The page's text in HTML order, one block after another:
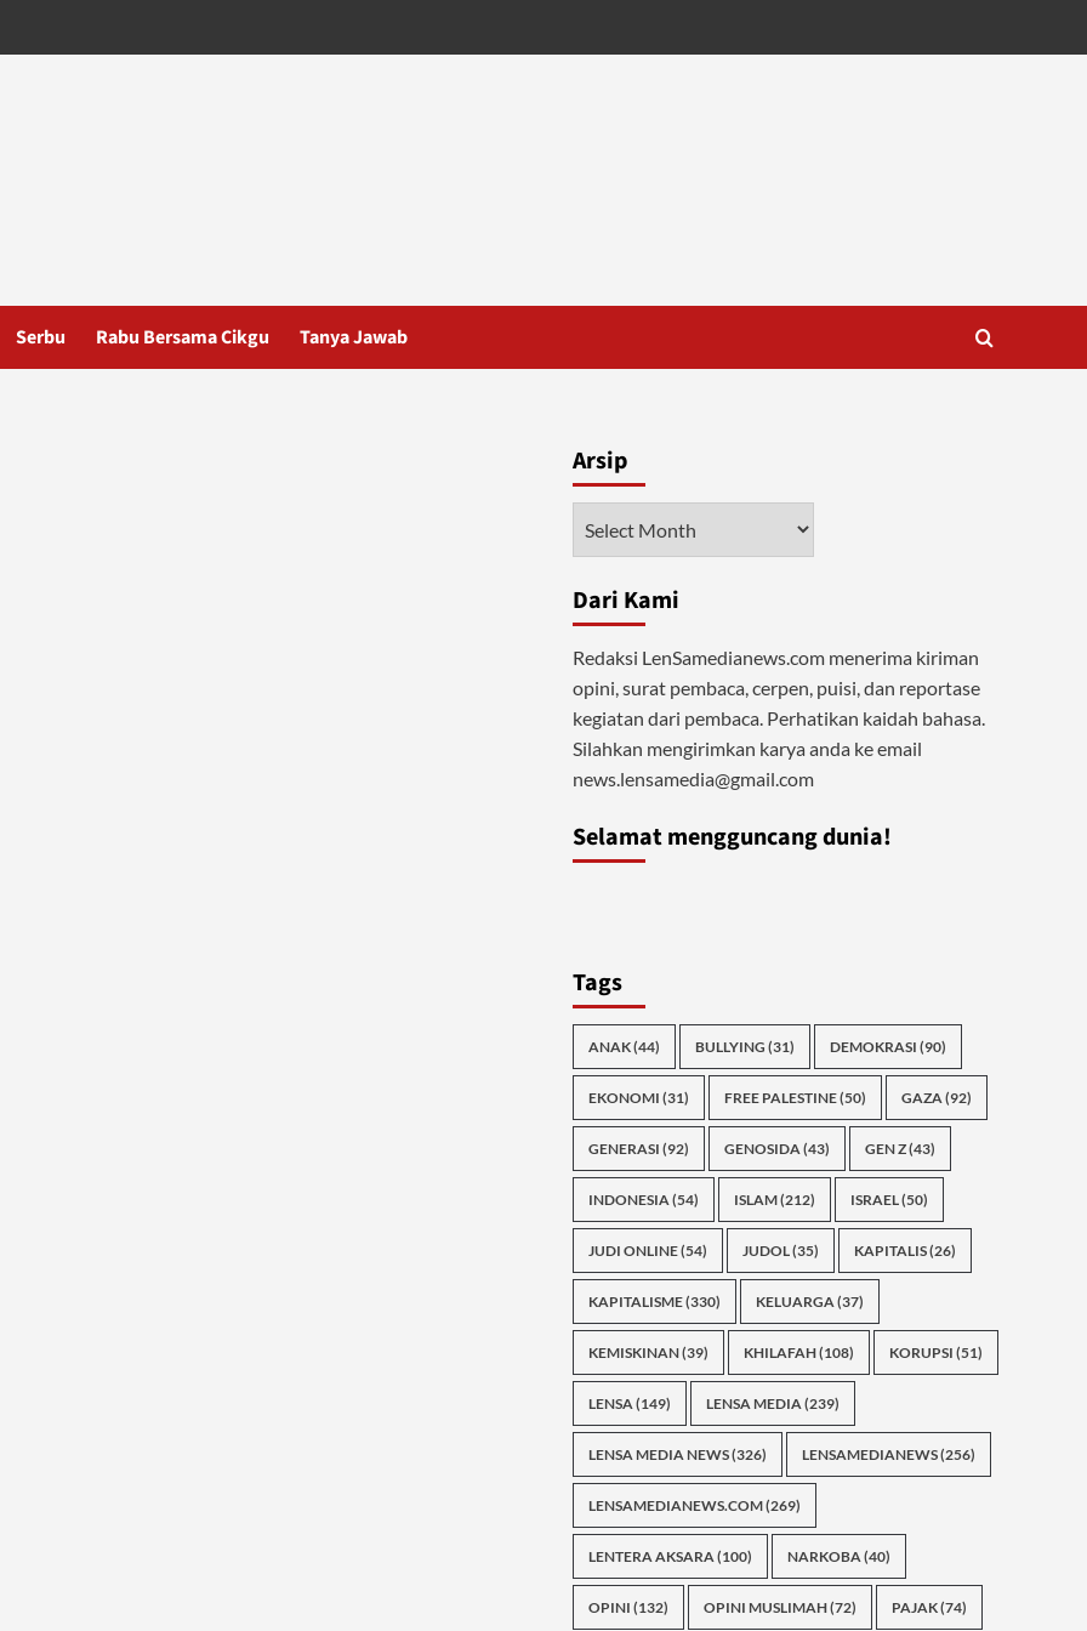
Serbu Rabu Bersama Cikgu Tanya Jawab
Arsip
Dari Kami
Redaksi LenSamedianews.com menerima kiriman
opini, surat pembaca, cerpen, puisi, dan reportase
kegiatan dari pembaca. Perhatikan kaidah bahasa.
Silahkan mengirimkan karya anda ke email
news.lensamedia@gmail.com
Selamat mengguncang dunia!
Tags
ANAK(44) BULLYING (31) DEMOKRASI (90)
EKONOMI (31) FREE PALESTINE(50) GAZA(92)
GENERASI (92) GENOSIDA(43) GEN Z(43)
INDONESIA(54) ISLAM(212) ISRAEL(50)
JUDI ONLINE(54) JUDOL(35) KAPITALIS(26)
KAPITALISME(330) KELUARGA(37)
KEMISKINAN(39) KHILAFAH(108) KORUPSI (51)
LENSA(149) LENSA MEDIA(239)
LENSA MEDIA NEWS(326) LENSAMEDIANEWS(256)
LENSAMEDIANEWS.COM(269)
LENTERA AKSARA(100) NARKOBA(40)
OPINI (132) OPINI MUSLIMAH(72) PAJAK(74)